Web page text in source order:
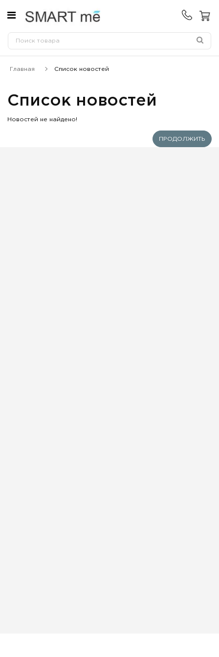
Главная Список новостей
Список новостей
Новостей не найдено!
ПРОДОЛЖИТЬ